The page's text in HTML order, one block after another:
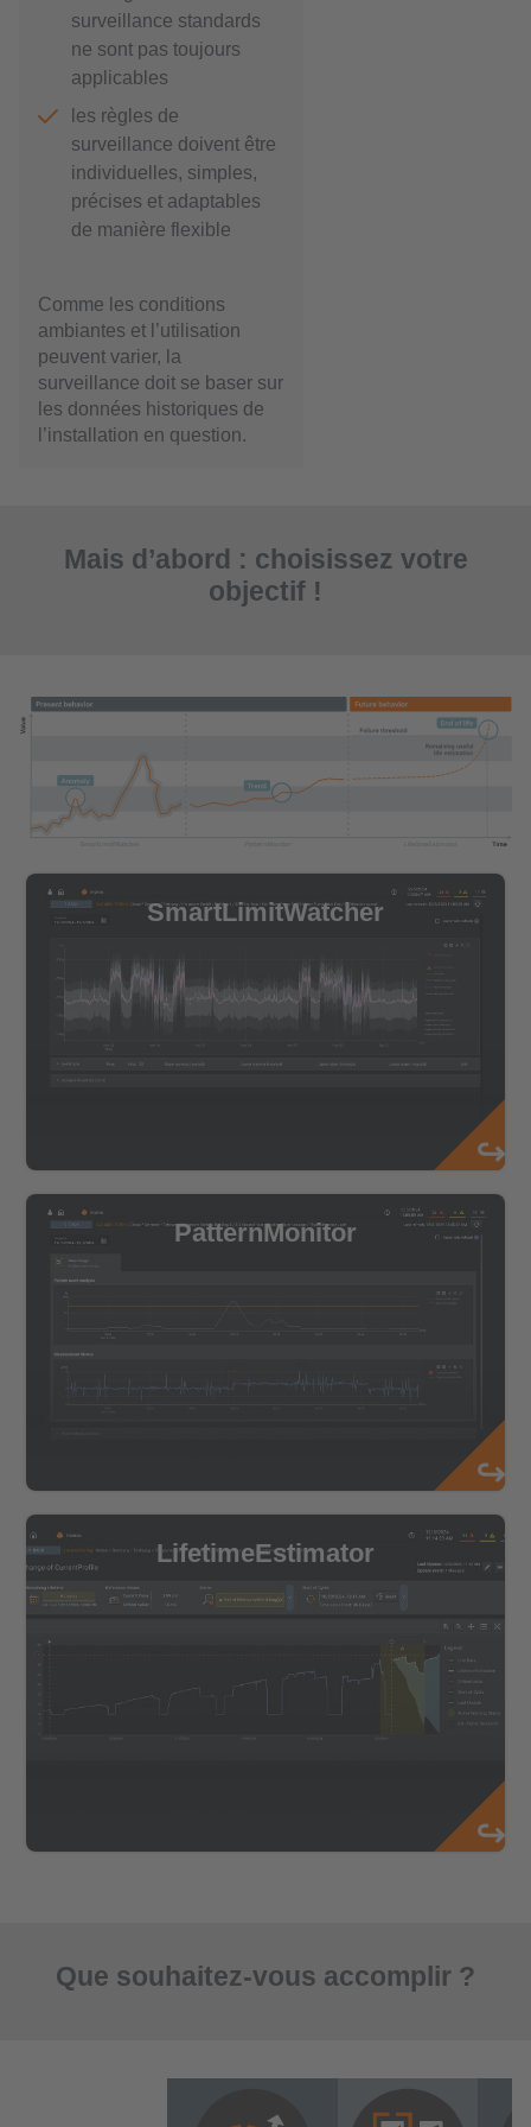
surveillance standards
ne sont pas toujours
applicables
les règles de
surveillance doivent être
individuelles, simples,
précises et adaptables
de manière flexible
Comme les conditions
ambiantes et l’utilisation
peuvent varier, la
surveillance doit se baser sur
les données historiques de
l’installation en question.
Mais d’abord : choisissez votre
objectif !
Que souhaitez-vous accomplir ?